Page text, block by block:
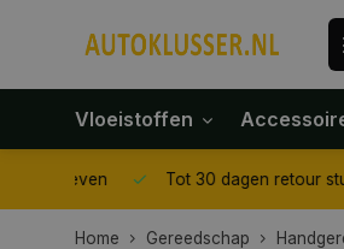
Vloeistoffen
Tot 30 dagen retour sturen.
Home Gereedschap